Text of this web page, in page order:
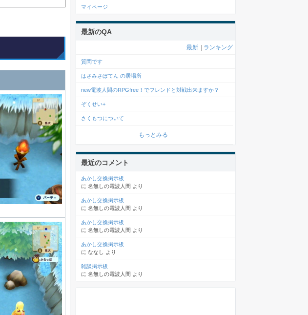
マイページ
最新のQA
最新 ランキング
質問です
はさみさぼてん の居場所
new電波人間のRPGfree！でフレンドと対戦出来ますか？
ぞくせい+
さくもつについて
もっとみる
最近のコメント
あかし交換掲示板
に 名無しの電波人間 より
あかし交換掲示板
に 名無しの電波人間 より
あかし交換掲示板
に 名無しの電波人間 より
あかし交換掲示板
に ななし より
雑談掲示板
に 名無しの電波人間 より